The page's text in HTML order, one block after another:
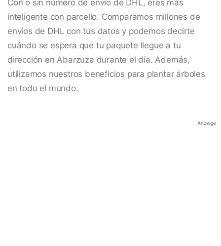
Con o sin número de envío de DHL, eres más
inteligente con parcello. Comparamos millones de
envíos de DHL con tus datos y podemos decirte
cuándo se espera que tu paquete llegue a tu
dirección en Abarzuza durante el día. Además,
utilizamos nuestros beneficios para plantar árboles
en todo el mundo.
Anzeige